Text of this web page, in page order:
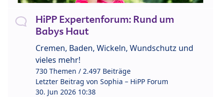
HiPP Expertenforum: Rund um
Babys Haut
Cremen, Baden, Wickeln, Wundschutz und
vieles mehr!
730 Themen / 2.497 Beiträge
Letzter Beitrag von Sophia – HiPP Forum
30. Jun 2026 10:38